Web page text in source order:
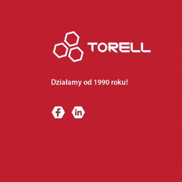
Działamy od 1990 roku!